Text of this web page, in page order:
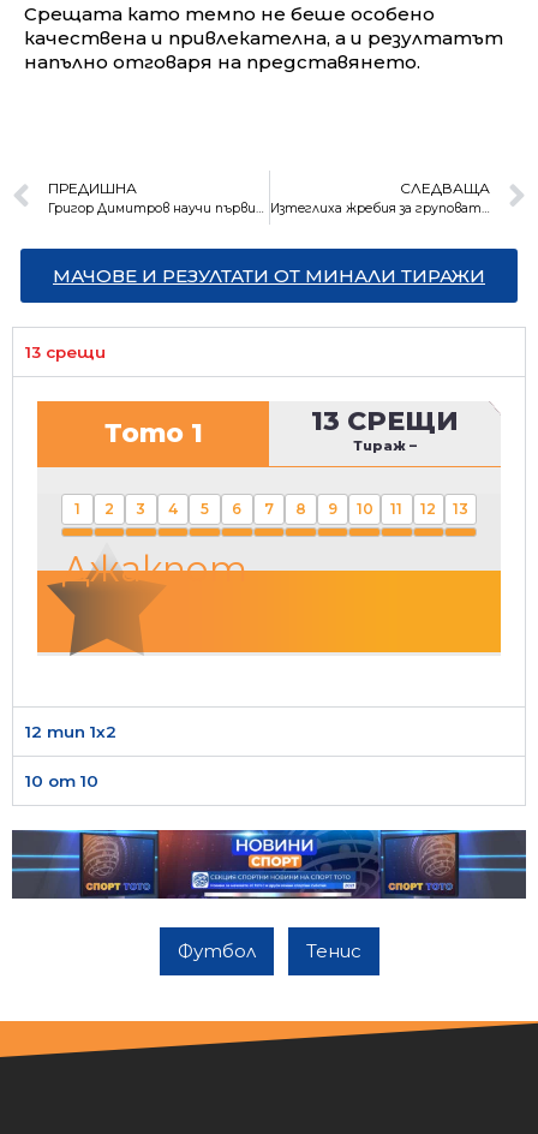
Срещата като темпо не беше особено
качествена и привлекателна, а и резултатът
напълно отговаря на представянето.
ПРЕДИШНА
Григор Димитров научи първия си съперник на US Open
СЛЕДВАЩА
Изтеглиха жребия за груповата фаза на Шампионска лига
МАЧОВЕ И РЕЗУЛТАТИ ОТ МИНАЛИ ТИРАЖИ
13 срещи
Тото 1 13 СРЕЩИ
Тираж –
1 2 3 4 5 6 7 8 9 10 11 12 13
Джакпот
12 тип 1х2
10 от 10
Футбол Тенис